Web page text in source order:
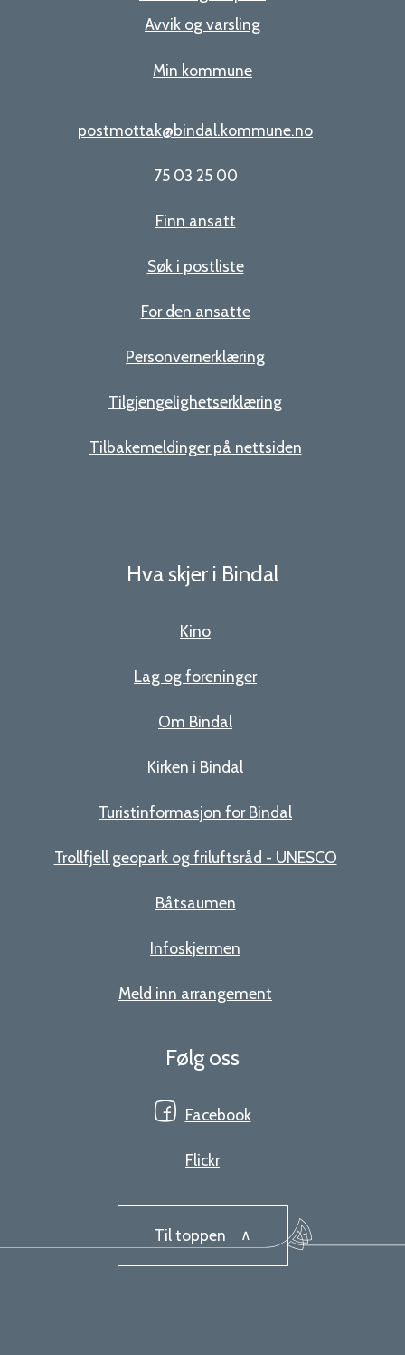
Avvik og varsling
Min kommune
postmottak@bindal.kommune.no
75 03 25 00
Finn ansatt
Søk i postliste
For den ansatte
Personvernerklæring
Tilgjengelighetserklæring
Tilbakemeldinger på nettsiden
Hva skjer i Bindal
Kino
Lag og foreninger
Om Bindal
Kirken i Bindal
Turistinformasjon for Bindal
Trollfjell geopark og friluftsråd - UNESCO
Båtsaumen
Infoskjermen
Meld inn arrangement
Følg oss
Facebook
Flickr
Til toppen